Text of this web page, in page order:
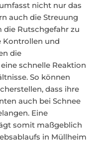
nicht nur das
auch die Streuung
Rutschgefahr zu
Kontrollen und
die
schnelle Reaktion
So können
dass ihre
auch bei Schnee
Eine
somit maßgeblich
in Müllheim